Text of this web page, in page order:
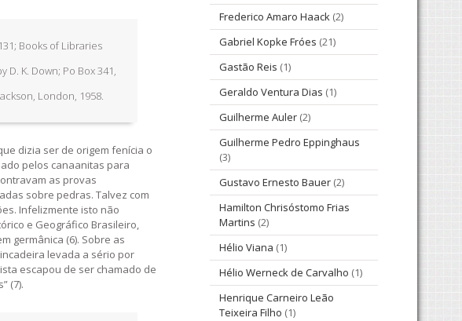
Books of Libraries
D. K. Down; Po Box 341,
London, 1958.
dizia ser de origem fenícia o
pelos canaanitas para
as provas
sobre pedras. Talvez com
Infelizmente isto não
e Geográfico Brasileiro,
germânica (6). Sobre as
levada a sério por
escapou de ser chamado de
(7).
Frederico Amaro Haack (2)
Gabriel Kopke Fróes (21)
Gastão Reis (1)
Geraldo Ventura Dias (1)
Guilherme Auler (2)
Guilherme Pedro Eppinghaus
(3)
Gustavo Ernesto Bauer (2)
Hamilton Chrisóstomo Frias
Martins (2)
Hélio Viana (1)
Hélio Werneck de Carvalho (1)
Henrique Carneiro Leão
Teixeira Filho (1)